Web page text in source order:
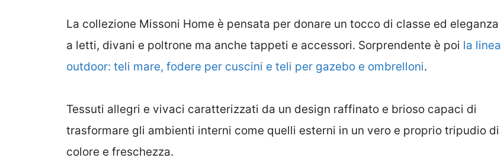
La collezione Missoni Home è pensata per donare un tocco di classe ed eleganza
a letti, divani e poltrone ma anche tappeti e accessori. Sorprendente è poi la linea
outdoor: teli mare, fodere per cuscini e teli per gazebo e ombrelloni.
Tessuti allegri e vivaci caratterizzati da un design raffinato e brioso capaci di
trasformare gli ambienti interni come quelli esterni in un vero e proprio tripudio di
colore e freschezza.